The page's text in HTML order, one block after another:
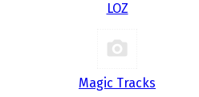
LOZ
Magic Tracks